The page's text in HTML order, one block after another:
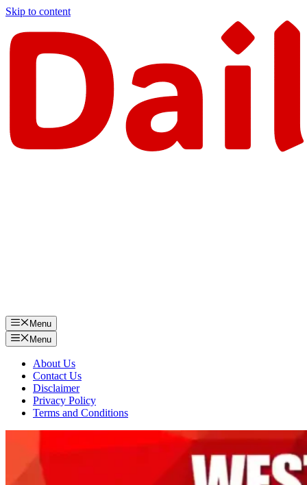
Skip to content
Menu
Menu
About Us
Contact Us
Disclaimer
Privacy Policy
Terms and Conditions